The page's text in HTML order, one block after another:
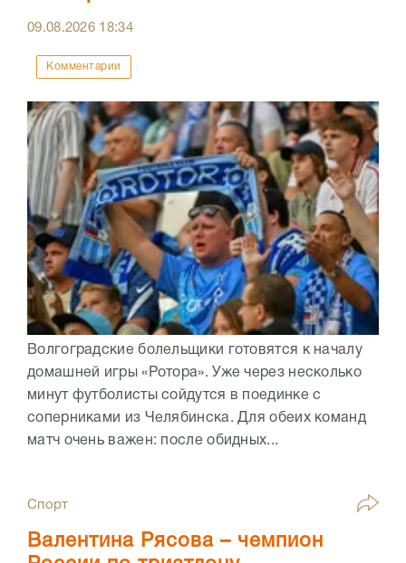
09.08.2026 18:34
Комментарии
Волгоградские болельщики готовятся к началу
домашней игры «Ротора». Уже через несколько
минут футболисты сойдутся в поединке с
соперниками из Челябинска. Для обеих команд
матч очень важен: после обидных...
Спорт
Валентина Рясова – чемпион